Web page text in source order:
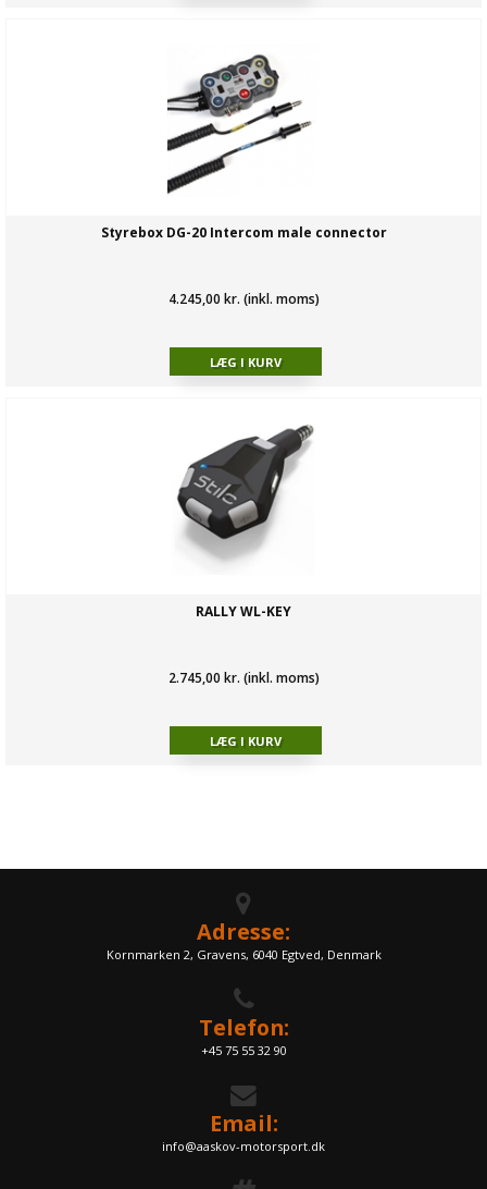
Styrebox DG-20 Intercom male connector
4.245,00 kr. (inkl. moms)
RALLY WL-KEY
2.745,00 kr. (inkl. moms)
Adresse:
Kornmarken 2, Gravens, 6040 Egtved, Denmark
Telefon:
+45 75 55 32 90
Email:
info@aaskov-motorsport.dk